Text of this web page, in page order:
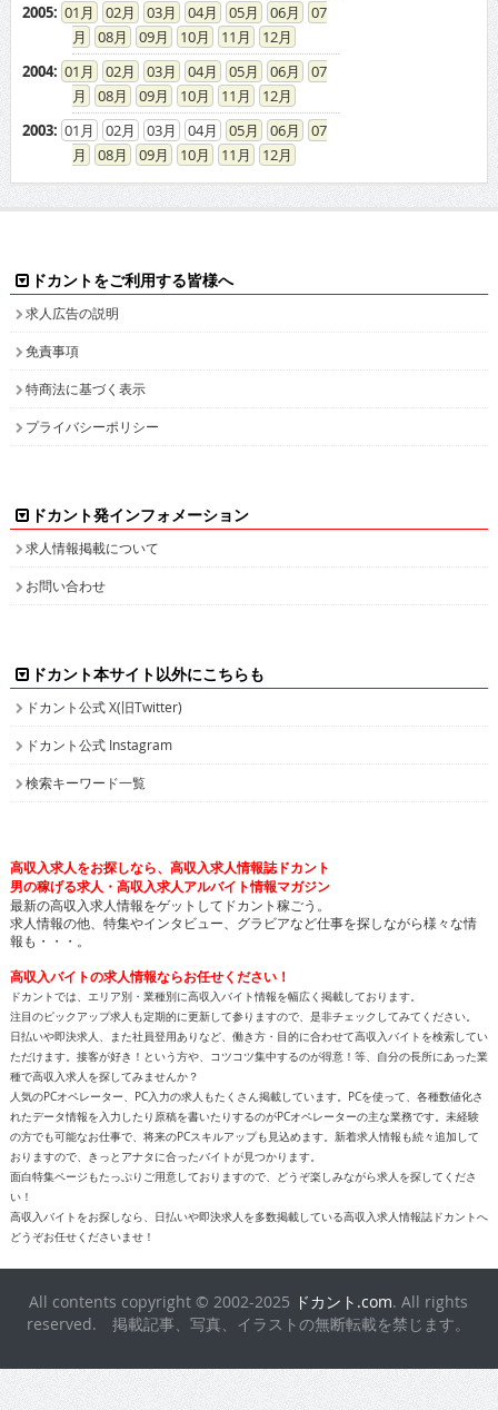
2005: 01 02 03 04 05 06
07
08
09 10 11
12
2004: 01 02 03 04 05 06
07
08
09 10 11
12
2003: 01 02 03 04 05 06
07
08
09 10 11 12
ドカントをご利用する皆様へ
求人広告の説明
免責事項
特商法に基づく表示
プライバシーポリシー
ドカント発インフォメーション
求人情報掲載について
お問い合わせ
ドカント本サイト以外にこちらも
ドカント公式 X(旧Twitter)
ドカント公式 Instagram
検索キーワード一覧
高収入求人をお探しなら、高収入求人情報誌ドカント
男の稼げる求人・高収入求人アルバイト情報マガジン
最新の高収入求人情報をゲットしてドカント稼ごう。
求人情報の他、特集やインタビュー、グラビアなど仕事を探しながら様々な情
報も・・・。
高収入バイトの求人情報ならお任せください！
ドカントでは、エリア別・業種別に高収入バイト情報を幅広く掲載しております。
注目のピックアップ求人も定期的に更新して参りますので、是非チェックしてみてください。
日払いや即決求人、また社員登用ありなど、働き方・目的に合わせて高収入バイトを検索してい
ただけます。接客が好き！という方や、コツコツ集中するのが得意！等、自分の長所にあった業
種で高収入求人を探してみませんか？
人気のPCオペレーター、PC入力の求人もたくさん掲載しています。PCを使って、各種数値化さ
れたデータ情報を入力したり原稿を書いたりするのがPCオペレーターの主な業務です。未経験
の方でも可能なお仕事で、将来のPCスキルアップも見込めます。新着求人情報も続々追加して
おりますので、きっとアナタに合ったバイトが見つかります。
面白特集ページもたっぷりご用意しておりますので、どうぞ楽しみながら求人を探してくださ
い！
高収入バイトをお探しなら、日払いや即決求人を多数掲載している高収入求人情報誌ドカントへ
どうぞお任せくださいませ！
All contents copyright © 2002-2025 ドカント.com. All rights
reserved. 掲載記事、写真、イラストの無断転載を禁じます。